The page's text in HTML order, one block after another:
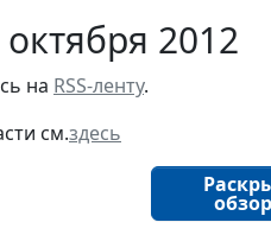
2012
на RSS-ленту.
см.здесь